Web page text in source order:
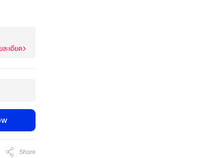
ะเอียด
Share